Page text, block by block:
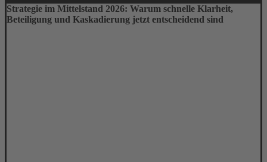
Strategie im Mittelstand 2026: Warum schnelle Klarheit,
Beteiligung und Kaskadierung jetzt entscheidend sind